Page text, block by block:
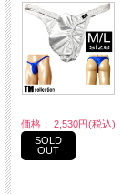
価格： 2,530円(税込)
SOLD
OUT